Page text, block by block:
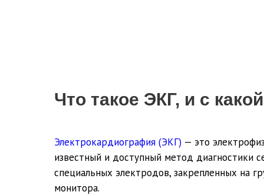
Что такое ЭКГ, и с
Электрокардиография (ЭКГ) — это
известный и доступный метод
специальных электродов, закрепленных на
монитора.